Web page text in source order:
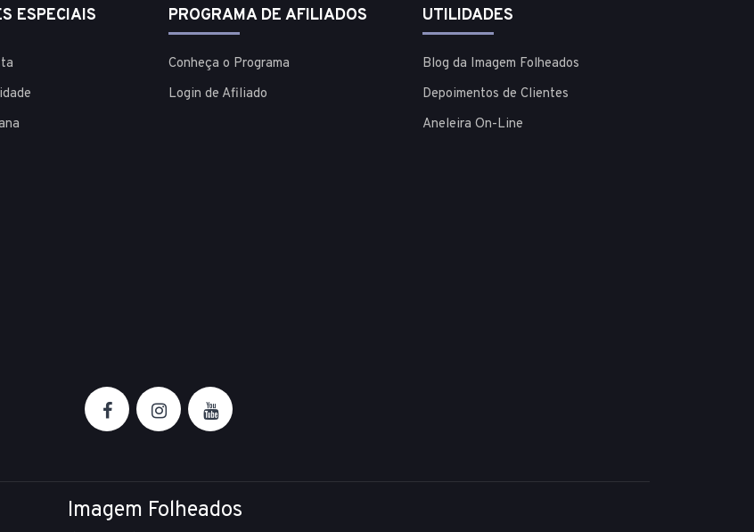
ESPECIAIS PROGRAMA DE AFILIADOS
Conheça o Programa
Login de Afiliado
UTILIDADES
Blog da Imagem Folheados
Depoimentos de Clientes
Aneleira On-Line
Imagem Folheados